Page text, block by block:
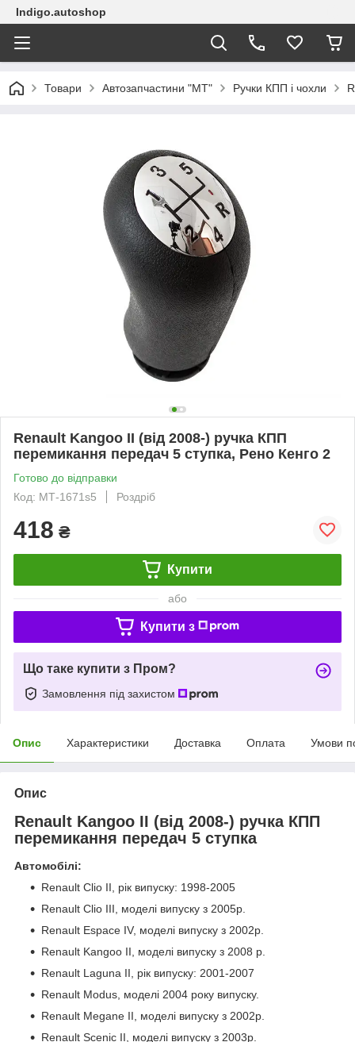
Indigo.autoshop
Товари Автозапчастини "МТ" Ручки КПП і чохли
Renault Kangoo II (від 2008-) ручка КПП
перемикання передач 5 ступка, Рено Кенго 2
Готово до відправки
Код: МТ-1671s5
Роздріб
418 ₴
Купити
або
Купити з
Що таке купити з Пром?
Замовлення під захистом
Опис Характеристики Доставка Оплата Умови
Опис
Renault Kangoo II (від 2008-) ручка КПП
перемикання передач 5 ступка
Автомобілі:
Renault Clio II, рік випуску: 1998-2005
Renault Clio III, моделі випуску з 2005р.
Renault Espace IV, моделі випуску з 2002р.
Renault Kangoo II, моделі випуску з 2008 р.
Renault Laguna II, рік випуску: 2001-2007
Renault Modus, моделі 2004 року випуску.
Renault Megane II, моделі випуску з 2002р.
Renault Scenic II, моделі випуску з 2003р.